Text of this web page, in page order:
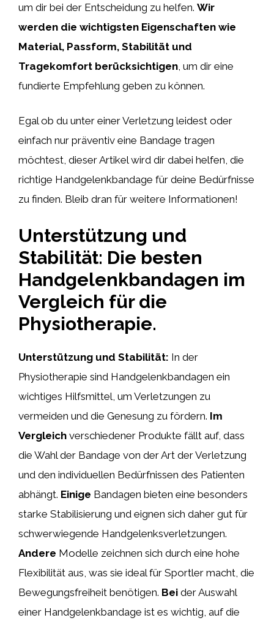
um dir bei der Entscheidung zu helfen. Wir
werden die wichtigsten Eigenschaften wie
Material, Passform, Stabilität und
Tragekomfort berücksichtigen , um dir eine
fundierte Empfehlung geben zu können.
Egal ob du unter einer Verletzung leidest oder
einfach nur präventiv eine Bandage tragen
möchtest, dieser Artikel wird dir dabei helfen, die
richtige Handgelenkbandage für deine Bedürfnisse
zu finden. Bleib dran für weitere Informationen!
Unterstützung und
Stabilität: Die besten
Handgelenkbandagen im
Vergleich für die
Physiotherapie.
Unterstützung und Stabilität: In der
Physiotherapie sind Handgelenkbandagen ein
wichtiges Hilfsmittel, um Verletzungen zu
vermeiden und die Genesung zu fördern. Im
Vergleich verschiedener Produkte fällt auf, dass
die Wahl der Bandage von der Art der Verletzung
und den individuellen Bedürfnissen des Patienten
abhängt. Einige Bandagen bieten eine besonders
starke Stabilisierung und eignen sich daher gut für
schwerwiegende Handgelenksverletzungen.
Andere Modelle zeichnen sich durch eine hohe
Flexibilität aus, was sie ideal für Sportler macht, die
Bewegungsfreiheit benötigen. Bei der Auswahl
einer Handgelenkbandage ist es wichtig, auf die